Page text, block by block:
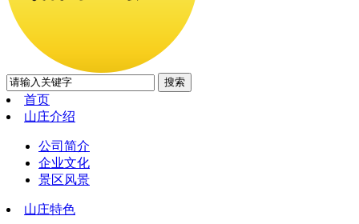
首页
山庄介绍
公司简介
企业文化
景区风景
山庄特色